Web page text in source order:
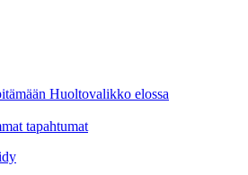
Huoltovalikko elossa
tapahtumat